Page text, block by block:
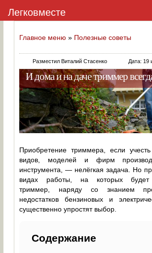
Главное меню » Полезные советы
Разместил Виталий Стасенко Дата: 19
И дома и на даче триммер
Приобретение триммера, если учесть
видов, моделей и фирм
инструмента, — нелёгкая задача. Но
видах работы, на которых будет
триммер, наряду со знанием
недостатков бензиновых и
существенно упростят выбор.
Содержание
Легковместе